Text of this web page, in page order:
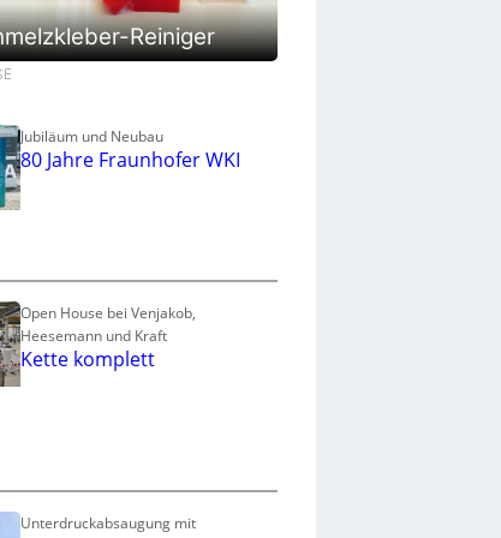
u
p
e
s
Reiniger
Jubiläum und Neubau
80 Jahre Fraunhofer WKI
Open House bei Venjakob,
Heesemann und Kraft
Kette komplett
Unterdruckabsaugung mit